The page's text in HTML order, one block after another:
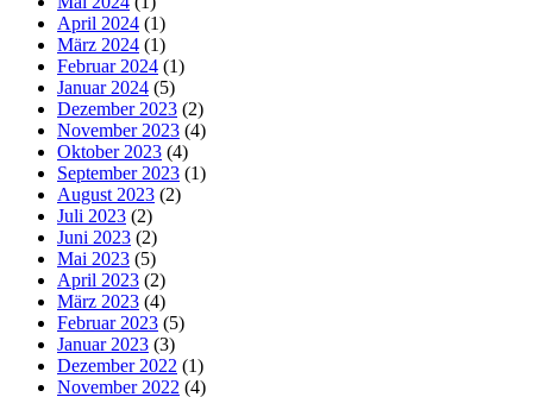
April 2024 (1)
März 2024 (1)
Februar 2024 (1)
Januar 2024 (5)
Dezember 2023 (2)
November 2023 (4)
Oktober 2023 (4)
September 2023 (1)
August 2023 (2)
Juli 2023 (2)
Juni 2023 (2)
Mai 2023 (5)
April 2023 (2)
März 2023 (4)
Februar 2023 (5)
Januar 2023 (3)
Dezember 2022 (1)
November 2022 (4)